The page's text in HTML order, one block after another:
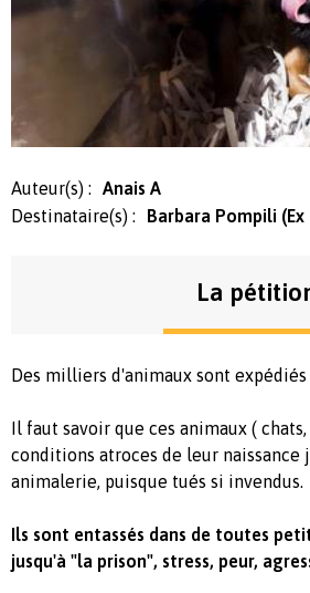
Auteur(s) :
Anais A
Destinataire(s) :
Barbara Pompili
La
Des milliers d'animaux sont
Il faut savoir que ces animaux (
conditions atroces de leur
animalerie, puisque tués si invendus.
Ils sont entassés dans de toutes
jusqu'à "la prison", stress, peur,